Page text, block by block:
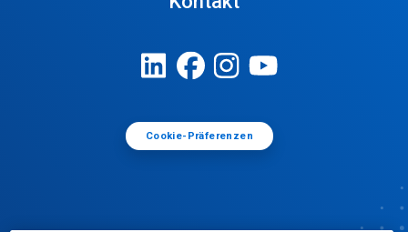
Cookie-Präferenzen